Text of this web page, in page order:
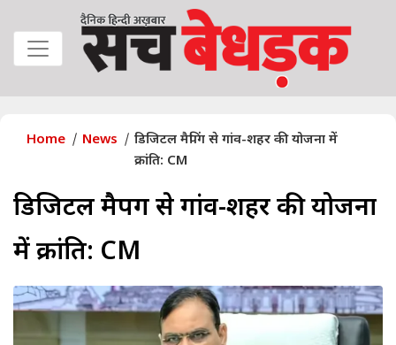
Home News
डिजिटल मैपिंग से गांव-शहर की योजना में
क्रांति: CM
डिजिटल मैपिंग से गांव-शहर की योजना
में क्रांति: CM